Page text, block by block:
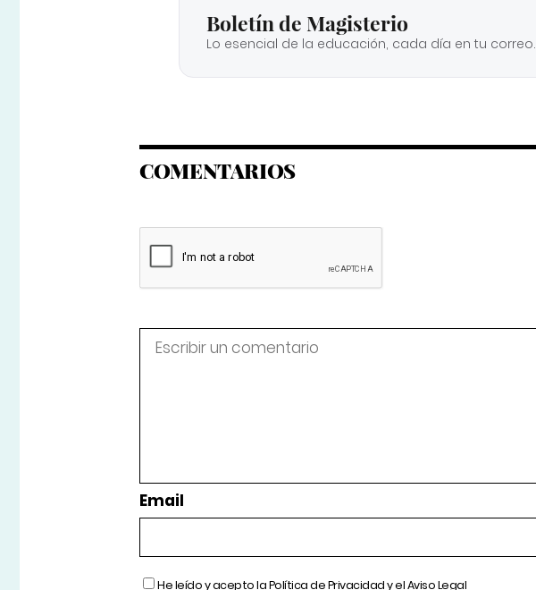
Boletín de Magisterio
Lo esencial de la educación, cada día en tu correo.
COMENTARIOS
Email
He leído y acepto laPolítica de Privacidady elAviso Legal